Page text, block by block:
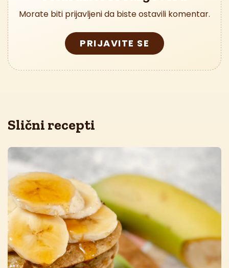
Morate biti prijavljeni da biste ostavili komentar.
PRIJAVITE SE
Slični recepti